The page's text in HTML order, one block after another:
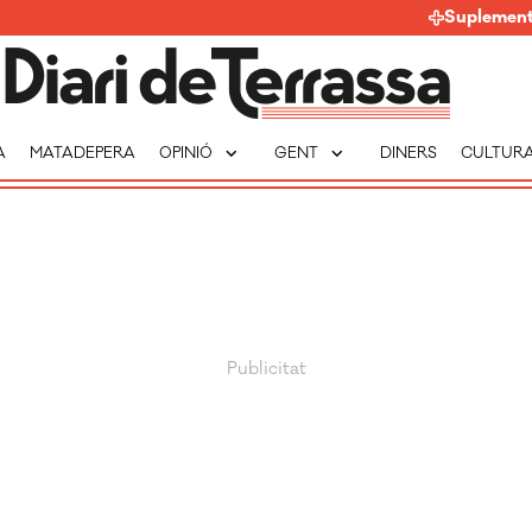
MATADEPERA OPINIÓ expand_more GENT expand_more DINERS